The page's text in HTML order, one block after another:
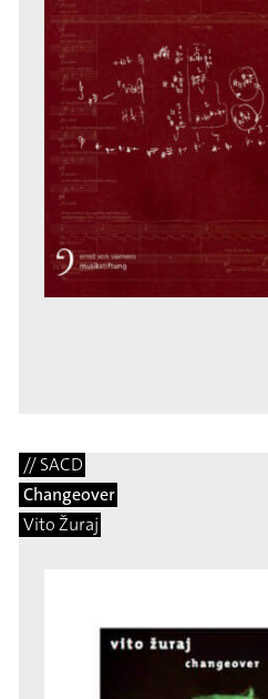
// SACD
Changeover
Vito Žuraj